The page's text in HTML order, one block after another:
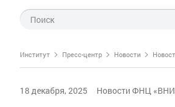
Институт Пресс-центр Новости
18 декабря, 2025 Новости ФНЦ